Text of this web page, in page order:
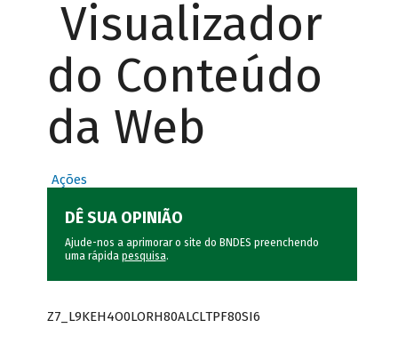
Visualizador
do Conteúdo
da Web
Ações
DÊ SUA OPINIÃO
Ajude-nos a aprimorar o site do BNDES preenchendo
uma rápida pesquisa.
Z7_L9KEH4O0LORH80ALCLTPF80SI6